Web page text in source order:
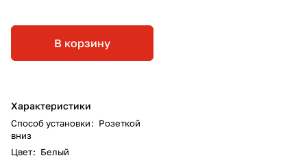
В корзину
Характеристики
Способ установки: Розеткой
вниз
Цвет: Белый